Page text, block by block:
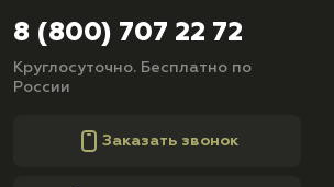
8 (800) 707 22 72
Круглосуточно. Бесплатно по
России
Заказать звонок